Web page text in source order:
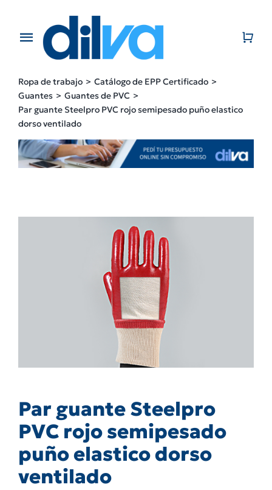
contentToggle
EMPRESA
PRODUCTOS
Ropa de trabajo
Catálogo de EPP Certificado
Guantes
Guantes de PVC
Par guante Steelpro PVC rojo semipesado puño elastico
dorso ventilado
Par guante Steelpro
PVC rojo semipesado
puño elastico dorso
ventilado